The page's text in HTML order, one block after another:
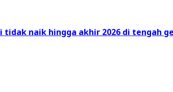
tidak naik hingga akhir 2026 di tengah